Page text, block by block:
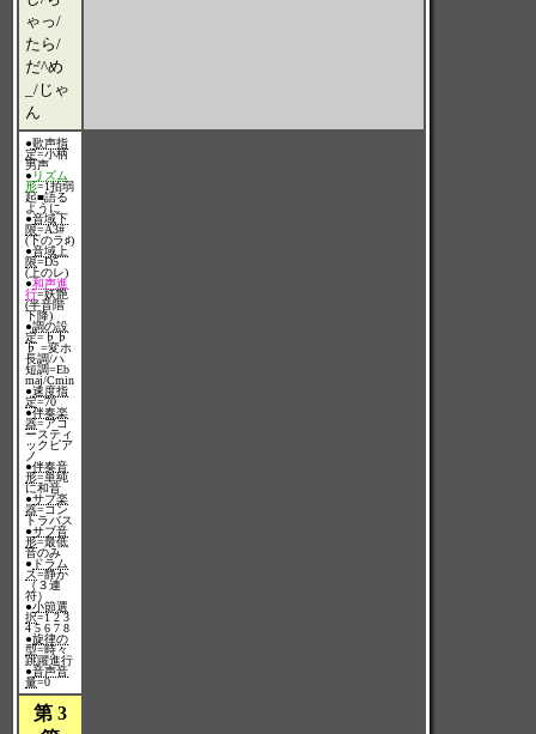
ゃっ/
たら/
だ^め
_/じゃ
ん
●歌声指
定=小柄
男声
● リズム
形=1拍弱
起■語る
ように
●音域下
限=A3#
(下のラ♯)
●音域上
限=D5
(上のレ)
●和声進
行=妖艶
(半音階
下降)
●調の設
定=♭♭
♭ =変ホ
長調/ハ
短調=Eb
maj/Cmin
●速度指
定=70
●伴奏楽
器=アコ
ースティ
ックピア
ノ
●伴奏音
形=単純
に和音
●サブ楽
器=コン
トラバス
●サブ音
形=最低
音のみ
●ドラム
ス=静か
（３連
符）
●小節選
択=1 2 3
4 5 6 7 8
●旋律の
型=時々
跳躍進行
●音声音
量=0
第 3